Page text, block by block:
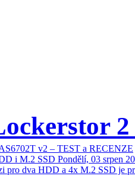
v2 – TEST a RECENZE
i M.2 SSD Pondělí, 03 srpen
pro dva HDD a 4x M.2 SSD je